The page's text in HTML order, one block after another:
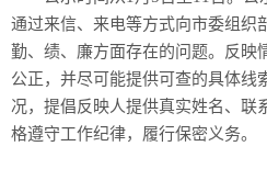
通过来信、来电等方式向市委组织
勤、绩、廉方面存在的问题。反映
公正，并尽可能提供可查的具体线
况，提倡反映人提供真实姓名、联
格遵守工作纪律，履行保密义务。